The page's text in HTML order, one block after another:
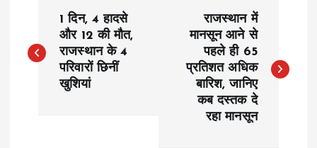
o
1 दिन, 4 हादसे
और 12 की मौत,
राजस्थान के 4
परिवारों छिनीं
खुशियां
राजस्थान में
मानसून आने से
पहले ही 65
प्रतिशत अधिक
बारिश, जानिए
कब दस्तक दे
रहा मानसून